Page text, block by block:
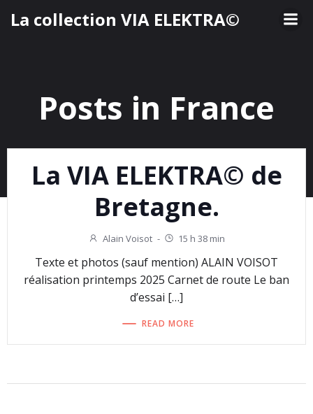
au
La collection VIA ELEKTRA©
Posts in France
La VIA ELEKTRA© de
Bretagne.
Alain Voisot - 15 h 38 min
Texte et photos (sauf mention) ALAIN VOISOT
réalisation printemps 2025 Carnet de route Le ban
d’essai […]
READ MORE